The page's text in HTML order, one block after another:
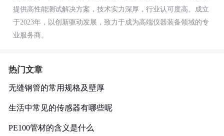
提供高性能测试解决方案，技术实力深厚，行业认可度高。成立
于2023年，以创新驱动发展，致力于成为高端仪器装备领域的专
业服务商。
热门文章
无缝钢管的常用规格及壁厚
生活中常见的传感器有哪些呢
PE100管材的含义是什么